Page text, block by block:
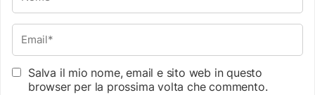
Salva il mio nome, email e sito web in questo
browser per la prossima volta che commento.